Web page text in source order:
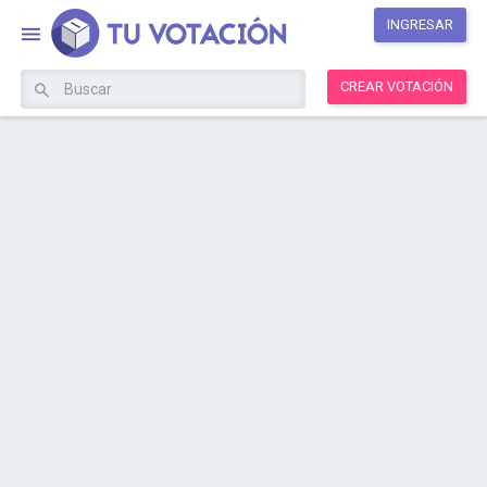
INGRESAR
CREAR VOTACIÓN